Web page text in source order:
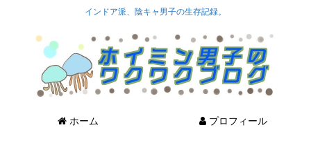
インドア派、陰キャ男子の生存記録。
ホーム プロフィール